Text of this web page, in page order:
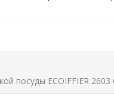
посуды ECOIFFIER